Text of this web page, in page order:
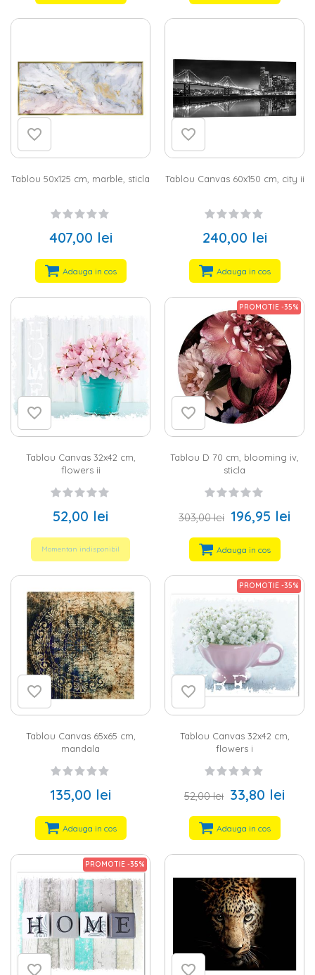
Tablou 50x125 cm, marble, sticla
407,00 lei
Adauga in cos
Tablou Canvas 60x150 cm, city ii
240,00 lei
Adauga in cos
Tablou Canvas 32x42 cm,
flowers ii
52,00 lei
Momentan indisponibil
PROMOTIE -35%
Tablou D 70 cm, blooming iv,
sticla
303,00 lei 196,95 lei
Adauga in cos
Tablou Canvas 65x65 cm,
mandala
135,00 lei
Adauga in cos
PROMOTIE -35%
Tablou Canvas 32x42 cm,
flowers i
52,00 lei 33,80 lei
Adauga in cos
PROMOTIE -35%